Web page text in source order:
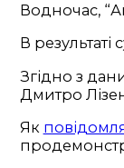
Водночас,
В
Згідно з
Дмитро
Як